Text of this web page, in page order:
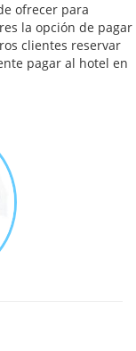
ofrecer para
la opción de pagar
clientes reservar
pagar al hotel en